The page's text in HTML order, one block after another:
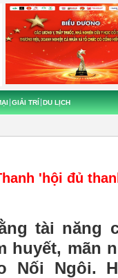
GIẢI TRÍ DU LỊCH
'hội đủ
tài năng
huyết, mãn
Nối Ngôi.